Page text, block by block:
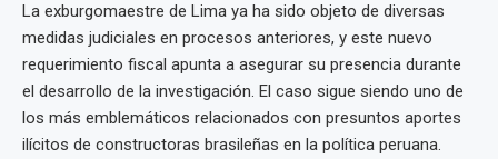
La exburgomaestre de Lima ya ha sido objeto de diversas
medidas judiciales en procesos anteriores, y este nuevo
requerimiento fiscal apunta a asegurar su presencia durante
el desarrollo de la investigación. El caso sigue siendo uno de
los más emblemáticos relacionados con presuntos aportes
ilícitos de constructoras brasileñas en la política peruana.